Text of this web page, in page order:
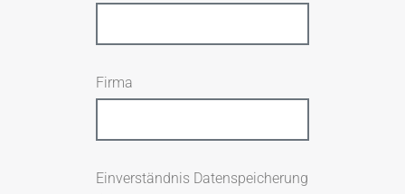
Firma
Einverständnis Datenspeicherung